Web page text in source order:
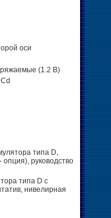
оси
(1.2 В)
типа D,
руководство
типа D с
нивелирная